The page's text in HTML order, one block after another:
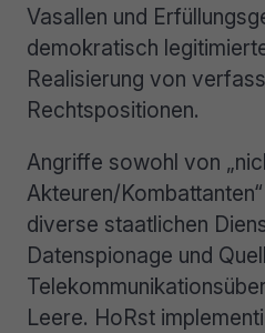
Vasallen und
demokratisch
Realisierung von
Rechtspositionen.
Angriffe sowohl von
Akteuren/
diverse staatlichen
Datenspionage und
Leere. HoRst